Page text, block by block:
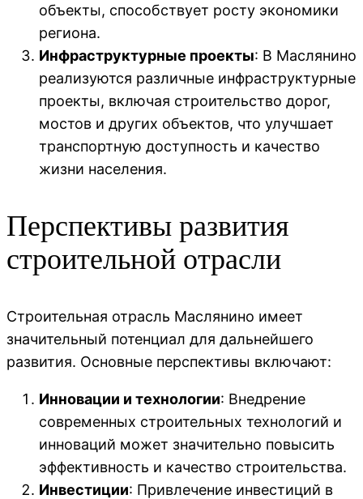
объекты, способствует росту экономики
региона.
Инфраструктурные проекты: В Маслянино
реализуются различные инфраструктурные
проекты, включая строительство дорог,
мостов и других объектов, что улучшает
транспортную доступность и качество
жизни населения.
Перспективы развития
строительной отрасли
Строительная отрасль Маслянино имеет
значительный потенциал для дальнейшего
развития. Основные перспективы включают:
Инновации и технологии: Внедрение
современных строительных технологий и
инноваций может значительно повысить
эффективность и качество строительства.
Инвестиции: Привлечение инвестиций в